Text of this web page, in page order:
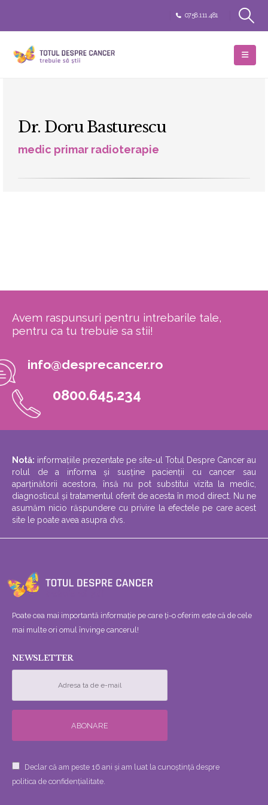
0758.111.481
Dr. Doru Basturescu
medic primar radioterapie
Avem raspunsuri pentru intrebarile tale,
pentru ca tu trebuie sa stii!
info@desprecancer.ro
0800.645.234
Notă: informațiile prezentate pe site-ul Totul Despre Cancer au
rolul de a informa și susține pacienții cu cancer sau
aparținătorii acestora, însă nu pot substitui vizita la medic,
diagnosticul și tratamentul oferit de acesta în mod direct. Nu ne
asumăm nicio răspundere cu privire la efectele pe care acest
site le poate avea asupra dvs.
Poate cea mai importantă informație pe care ți-o oferim este că de cele
mai multe ori omul învinge cancerul!
NEWSLETTER
Declar că am peste 16 ani și am luat la cunoștință despre
politica de confidențialitate.